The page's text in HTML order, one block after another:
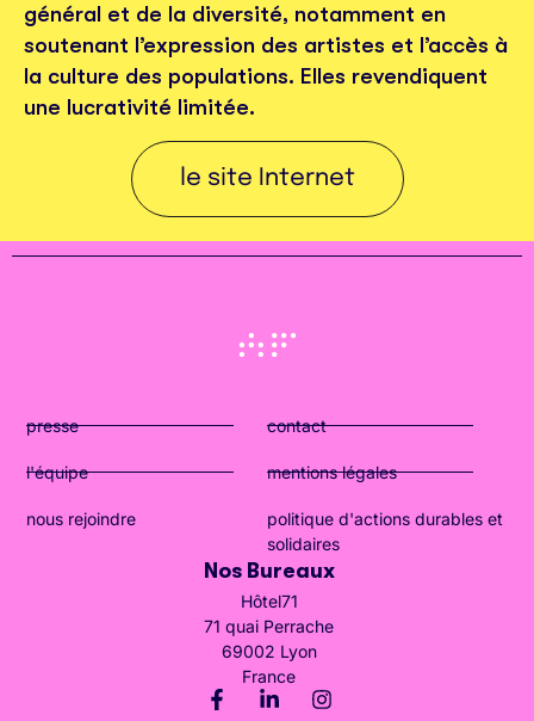
général et de la diversité, notamment en
soutenant l’expression des artistes et l’accès à
la culture des populations. Elles revendiquent
une lucrativité limitée.
le site Internet
presse
l'équipe
nous rejoindre
contact
mentions légales
politique d'actions durables et
solidaires
Nos Bureaux
Hôtel71
71 quai Perrache
69002 Lyon
France